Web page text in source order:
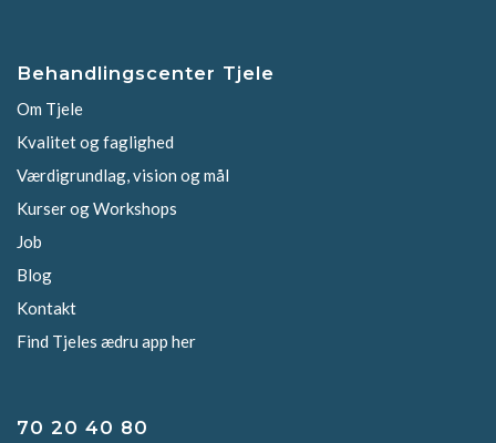
Behandlingscenter Tjele
Om Tjele
Kvalitet og faglighed
Værdigrundlag, vision og mål
Kurser og Workshops
Job
Blog
Kontakt
Find Tjeles ædru app her
70 20 40 80